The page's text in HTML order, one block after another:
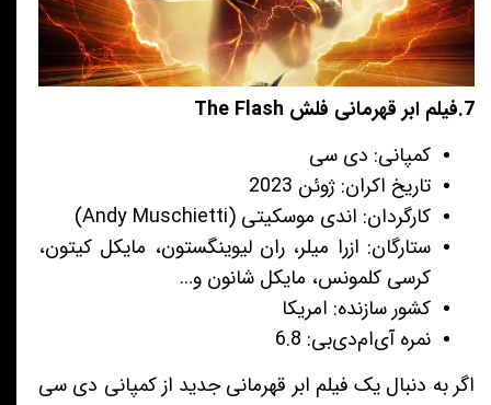
7.فیلم ابر قهرمانی فلش The Flash
کمپانی: دی سی
تاریخ اکران: ژوئن 2023
کارگردان: اندی موسکیتی (Andy Muschietti)
ستارگان: ازرا میلر، ران لیوینگستون، مایکل کیتون،
کرسی کلمونس، مایکل شانون و…
کشور سازنده: امریکا
نمره آی‌ام‌دی‌بی: 6.8
اگر به دنبال یک فیلم ابر قهرمانی جدید از کمپانی دی سی